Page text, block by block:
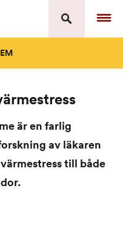
är en farlig
av läkaren
till både